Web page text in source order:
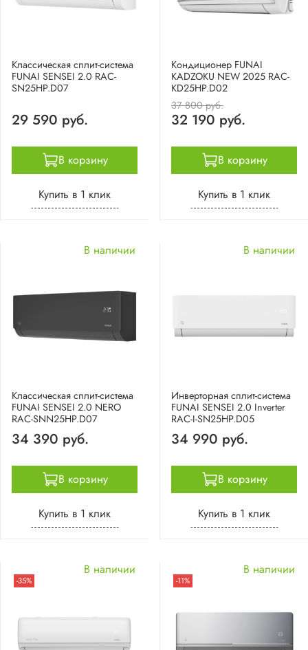
Классическая cплит-система
FUNAI SENSEI 2.0 RAC-
SN25HP.D07
29 590 руб.
В корзину
Купить в 1 клик
Кондиционер FUNAI
KADZOKU NEW 2025 RAC-
KD25HP.D02
37 800 руб.
32 190 руб.
В корзину
Купить в 1 клик
Классическая cплит-система
FUNAI SENSEI 2.0 NERO
RAC-SNN25HP.D07
В наличии
34 390 руб.
В корзину
Купить в 1 клик
Инверторная сплит-система
FUNAI SENSEI 2.0 Inverter
RAC-I-SN25HP.D05
В наличии
34 990 руб.
В корзину
Купить в 1 клик
-35%
В наличии
-11%
В наличии